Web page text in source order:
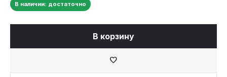
В наличии: достаточно
В корзину